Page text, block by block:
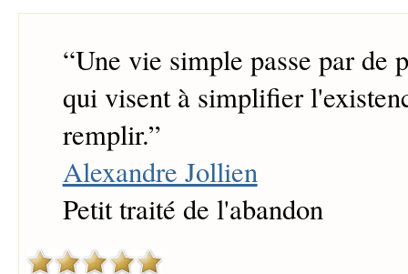
“Une vie simple passe par de
qui visent à simplifier
remplir.”
Alexandre Jollien
Petit traité de l'abandon